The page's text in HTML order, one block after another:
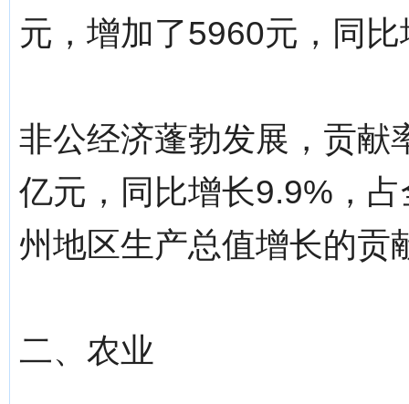
元，增加了5960元，同
非公经济蓬勃发展，贡献
亿元，同比增长9.9%，
州地区生产总值增长的贡
二、农业